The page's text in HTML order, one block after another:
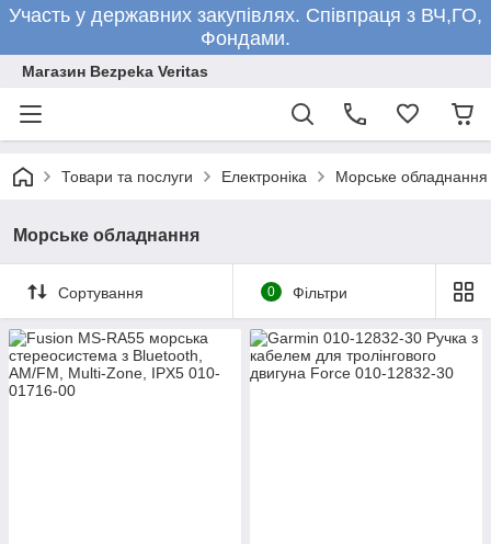
Участь у державних закупівлях. Співпраця з ВЧ,ГО,
Фондами.
Магазин Bezpeka Veritas
Товари та послуги Електроніка Морське обладнання
Морське обладнання
Сортування 0 Фільтри